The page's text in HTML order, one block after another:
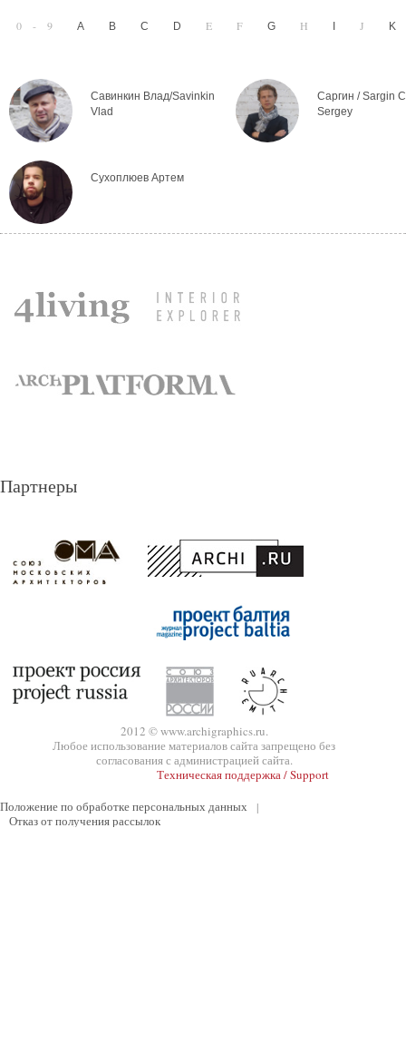
0-9 A B C D E F G H J K
Савинкин Влад/Savinkin
Vlad
Саргин / Sargin
Sergey
Сухоплюев Артем
Партнеры
2012 © www.archigraphics.ru.
Любое использование материалов сайта запрещено без
согласования с администрацией сайта.
Техническая поддержка / Support
Положение по обработке персональных данных
|
Отказ от получения рассылок